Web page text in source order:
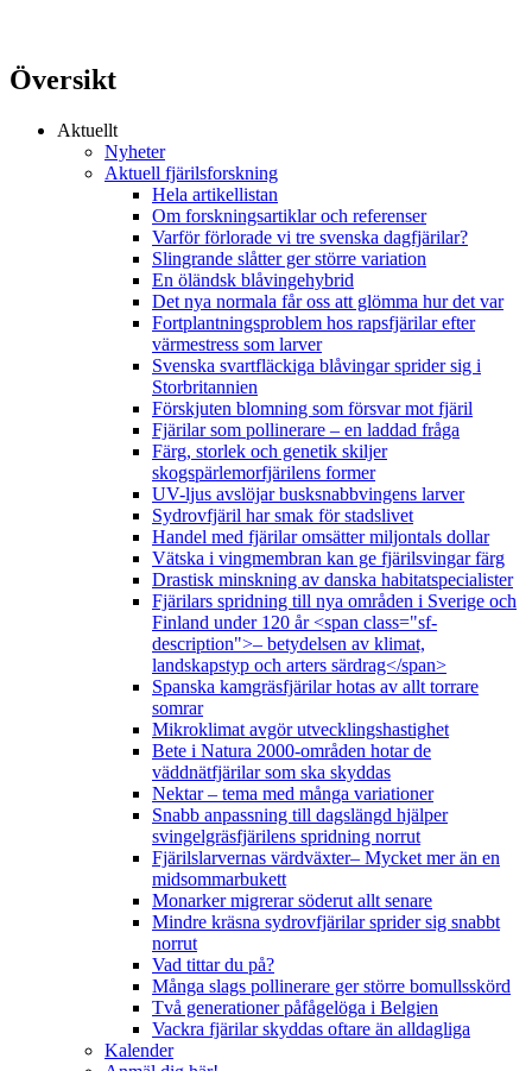
Översikt
Aktuellt
Nyheter
Aktuell fjärilsforskning
Hela artikellistan
Om forskningsartiklar och referenser
Varför förlorade vi tre svenska dagfjärilar?
Slingrande slåtter ger större variation
En öländsk blåvingehybrid
Det nya normala får oss att glömma hur det var
Fortplantningsproblem hos rapsfjärilar efter
värmestress som larver
Svenska svartfläckiga blåvingar sprider sig i
Storbritannien
Förskjuten blomning som försvar mot fjäril
Fjärilar som pollinerare – en laddad fråga
Färg, storlek och genetik skiljer
skogspärlemorfjärilens former
UV-ljus avslöjar busksnabbvingens larver
Sydrovfjäril har smak för stadslivet
Handel med fjärilar omsätter miljontals dollar
Vätska i vingmembran kan ge fjärilsvingar färg
Drastisk minskning av danska habitatspecialister
Fjärilars spridning till nya områden i Sverige och
Finland under 120 år <span class="sf-
description">– betydelsen av klimat,
landskapstyp och arters särdrag</span>
Spanska kamgräsfjärilar hotas av allt torrare
somrar
Mikroklimat avgör utvecklingshastighet
Bete i Natura 2000-områden hotar de
väddnätfjärilar som ska skyddas
Nektar – tema med många variationer
Snabb anpassning till dagslängd hjälper
svingelgräsfjärilens spridning norrut
Fjärilslarvernas värdväxter– Mycket mer än en
midsommarbukett
Monarker migrerar söderut allt senare
Mindre kräsna sydrovfjärilar sprider sig snabbt
norrut
Vad tittar du på?
Många slags pollinerare ger större bomullsskörd
Två generationer påfågelöga i Belgien
Vackra fjärilar skyddas oftare än alldagliga
Kalender